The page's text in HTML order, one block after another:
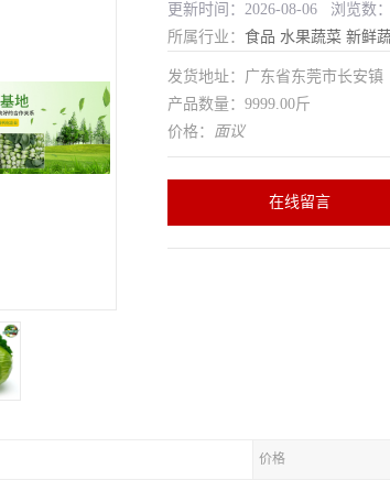
更新时间：2026-08-06 浏览数
所属行业： 食品 水果蔬菜 新鲜
发货地址：广东省东莞市长安镇
产品数量：9999.00斤
价格： 面议
在线留言
价格